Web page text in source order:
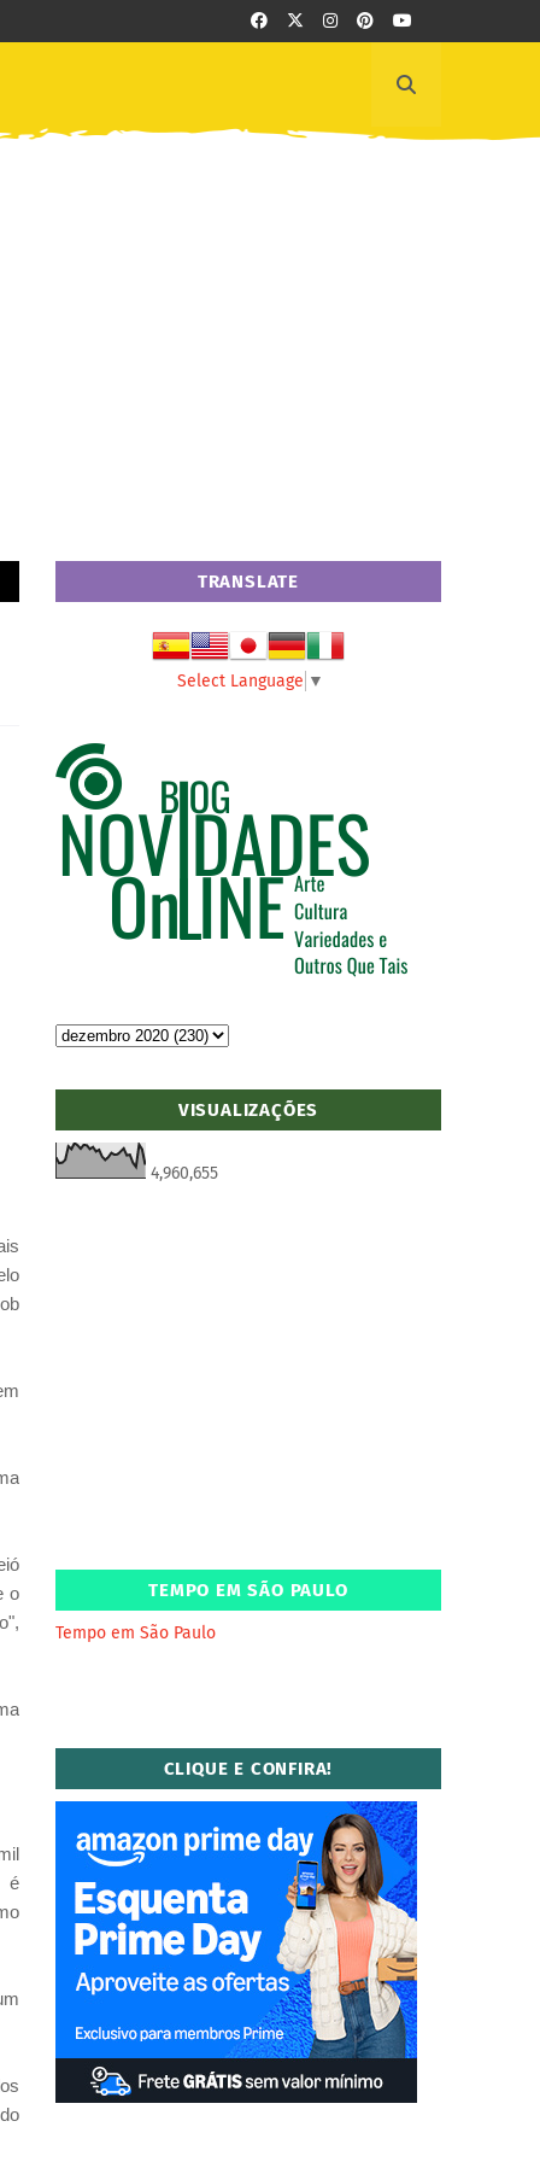
o
é
TRANSLATE
Select Language ▼
VISUALIZAÇÕES
4,960,655
TEMPO EM SÃO PAULO
Tempo em São Paulo
CLIQUE E CONFIRA!